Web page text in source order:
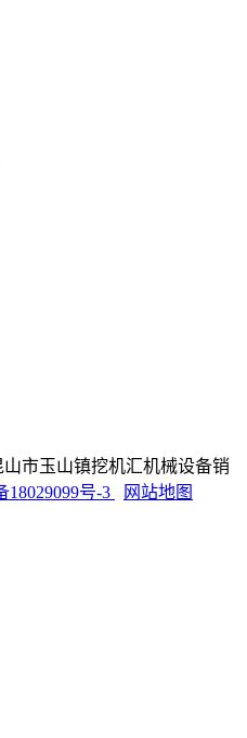
市玉山镇挖机汇机械设备销
18029099号-3 网站地图